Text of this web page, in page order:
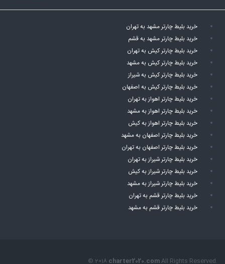
خرید بلیط چارتر مشهد به تهران
خرید بلیط چارتر مشهد به قشم
خرید بلیط چارتر کیش به تهران
خرید بلیط چارتر کیش به مشهد
خرید بلیط چارتر کیش به شیراز
خرید بلیط چارتر کیش به اصفهان
خرید بلیط چارتر اهواز به تهران
خرید بلیط چارتر اهواز به مشهد
خرید بلیط چارتر اهواز به کیش
خرید بلیط چارتر اصفهان به مشهد
خرید بلیط چارتر اصفهان به تهران
خرید بلیط چارتر شیراز به تهران
خرید بلیط چارتر شیراز به کیش
خرید بلیط چارتر شیراز به مشهد
خرید بلیط چارتر قشم به تهران
خرید بلیط چارتر قشم به مشهد
© 2018 charter2020.comAll Rights Reserved.